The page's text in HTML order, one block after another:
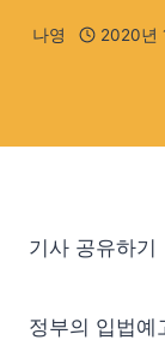
나영 2020년
기사 공유하기
정부의 입법예